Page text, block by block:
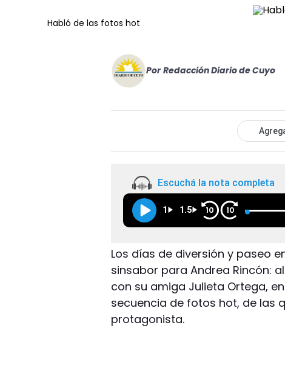
Habló de las fotos hot
Por Redacción Diario de Cuyo
Escuchá la nota completa
1 1.5 10 10
Los días de diversión y paseo
sinsabor para Andrea Rincón:
con su amiga Julieta Ortega,
secuencia de fotos hot, de las
protagonista.